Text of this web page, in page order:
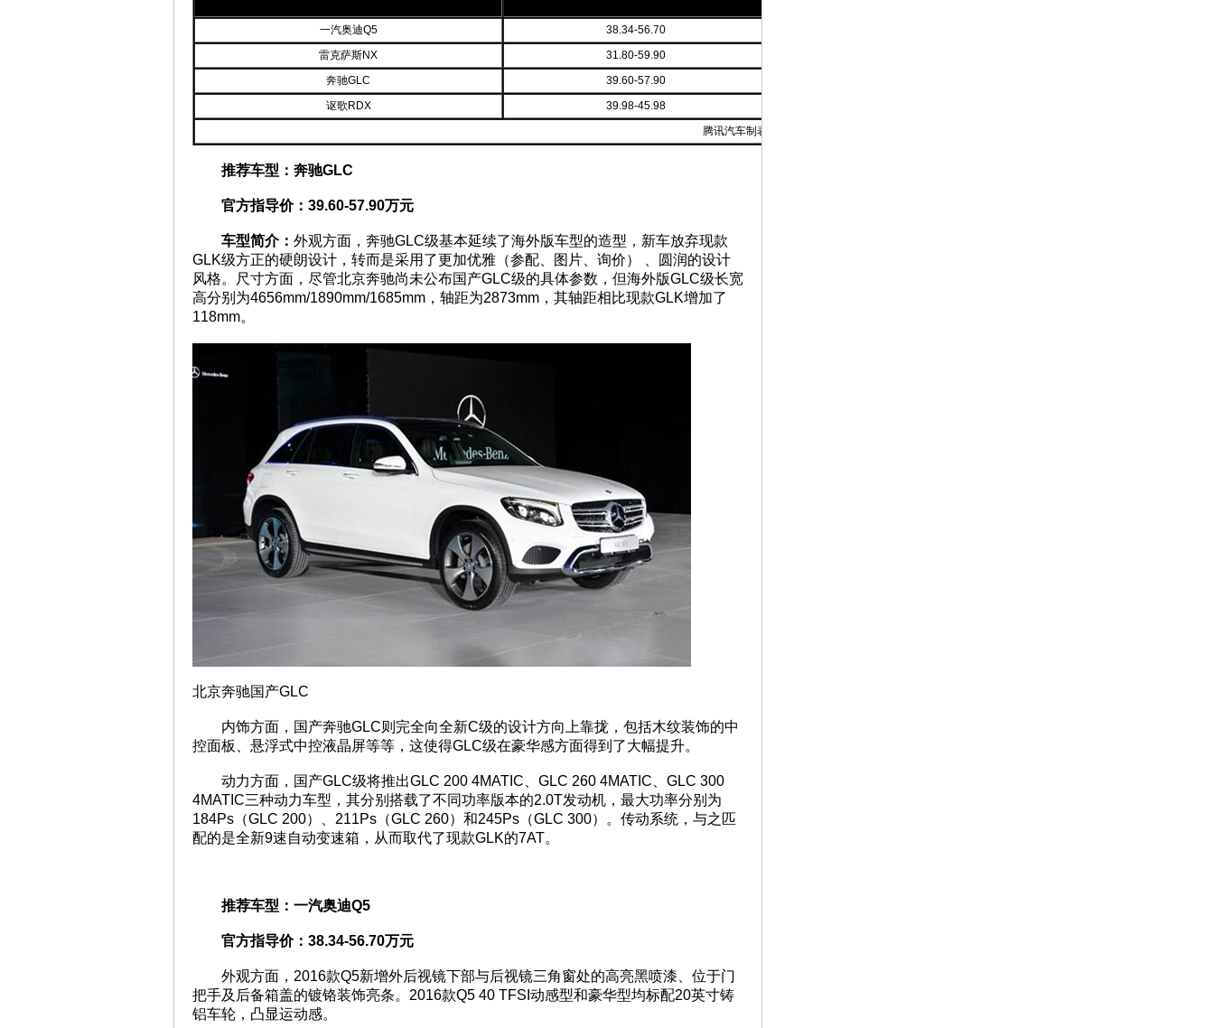
一汽奥迪Q5
38.34-56.70
雷克萨斯NX
31.80-59.90
奔驰GLC
39.60-57.90
讴歌RDX
39.98-45.98
腾讯汽车制表
推荐车型：奔驰GLC
官方指导价：39.60-57.90万元
车型简介： 外观方面，奔驰GLC级基本延续了海外版车型的造型，新车放弃现款
GLK级方正的硬朗设计，转而是采用了更加优雅（参配、图片、询价） 、圆润的设计
风格。尺寸方面，尽管北京奔驰尚未公布国产GLC级的具体参数，但海外版GLC级长宽
高分别为4656mm/1890mm/1685mm，轴距为2873mm，其轴距相比现款GLK增加了
118mm。
北京奔驰国产GLC
内饰方面，国产奔驰GLC则完全向全新C级的设计方向上靠拢，包括木纹装饰的中
控面板、悬浮式中控液晶屏等等，这使得GLC级在豪华感方面得到了大幅提升。
动力方面，国产GLC级将推出GLC 200 4MATIC、GLC 260 4MATIC、GLC 300
4MATIC三种动力车型，其分别搭载了不同功率版本的2.0T发动机，最大功率分别为
184Ps（GLC 200）、211Ps（GLC 260）和245Ps（GLC 300）。传动系统，与之匹
配的是全新9速自动变速箱，从而取代了现款GLK的7AT。
推荐车型：一汽奥迪Q5
官方指导价：38.34-56.70万元
外观方面，2016款Q5新增外后视镜下部与后视镜三角窗处的高亮黑喷漆、位于门
把手及后备箱盖的镀铬装饰亮条。2016款Q5 40 TFSI动感型和豪华型均标配20英寸铸
铝车轮，凸显运动感。